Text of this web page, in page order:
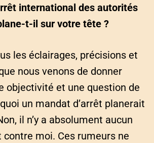
international des autorités
t-il sur votre tête ?
les éclairages, précisions et
nous venons de donner
objectivité et une question de
un mandat d’arrêt planerait
il n’y a absolument aucun
contre moi. Ces rumeurs ne